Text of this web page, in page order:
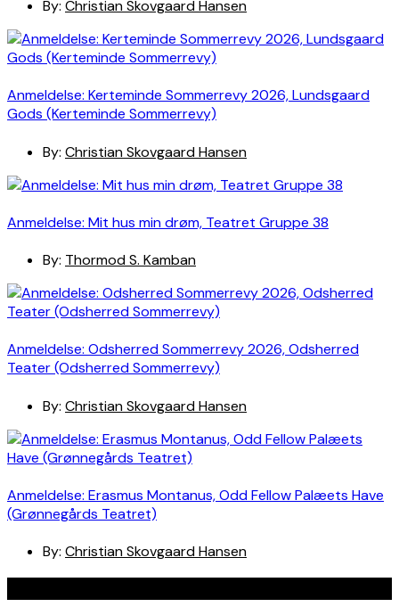
By: Christian Skovgaard Hansen
Anmeldelse: Kerteminde Sommerrevy 2026, Lundsgaard
Gods (Kerteminde Sommerrevy)
By: Christian Skovgaard Hansen
Anmeldelse: Mit hus min drøm, Teatret Gruppe 38
By: Thormod S. Kamban
Anmeldelse: Odsherred Sommerrevy 2026, Odsherred
Teater (Odsherred Sommerrevy)
By: Christian Skovgaard Hansen
Anmeldelse: Erasmus Montanus, Odd Fellow Palæets Have
(Grønnegårds Teatret)
By: Christian Skovgaard Hansen